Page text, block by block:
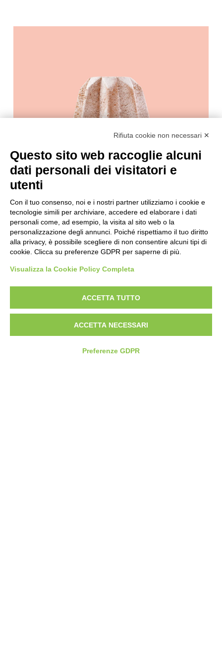
Pandoro classico
Rifiuta cookie non necessari ✕
Questo sito web raccoglie alcuni
dati personali dei visitatori e
utenti
Con il tuo consenso, noi e i nostri partner utilizziamo i cookie e
tecnologie simili per archiviare, accedere ed elaborare i dati
personali come, ad esempio, la visita al sito web o la
personalizzazione degli annunci. Poiché rispettiamo il tuo diritto
alla privacy, è possibile scegliere di non consentire alcuni tipi di
cookie. Clicca su preferenze GDPR per saperne di più.
Visualizza la Cookie Policy Completa
ACCETTA TUTTO
ACCETTA NECESSARI
Preferenze GDPR